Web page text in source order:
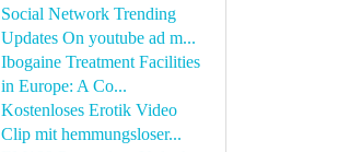
Social Network Trending
Updates On youtube ad m...
Ibogaine Treatment Facilities
in Europe: A Co...
Kostenloses Erotik Video
Clip mit hemmungsloser...